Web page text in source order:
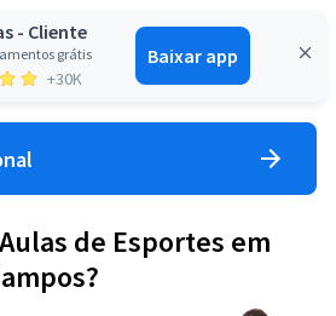
- Cliente
grátis
+30K
Baixar app
Entrar
de Esportes em